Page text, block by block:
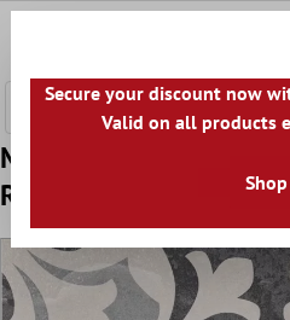
Muestra Azulejos De
Retro Toulon
Secure your discount now
Valid on all products